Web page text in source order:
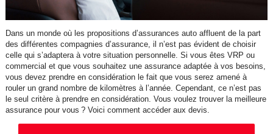
Dans un monde où les propositions d’assurances auto affluent de la part
des différentes compagnies d’assurance, il n’est pas évident de choisir
celle qui s’adaptera à votre situation personnelle. Si vous êtes VRP ou
commercial et que vous souhaitez une assurance adaptée à vos besoins,
vous devez prendre en considération le fait que vous serez amené à
rouler un grand nombre de kilomètres à l’année. Cependant, ce n’est pas
le seul critère à prendre en considération. Vous voulez trouver la meilleure
assurance pour vous ? Voici comment accéder aux devis.